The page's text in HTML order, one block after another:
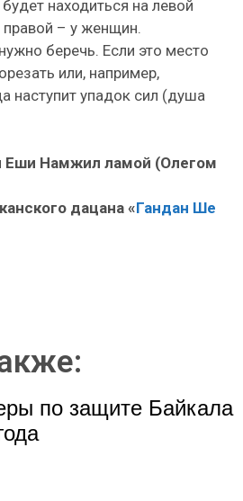
находиться на левой
– у женщин.
беречь. Если это место
или, например,
наступит упадок сил (душа
Еши Намжил ламой (Олегом
дацана «Гандан Ше
по защите Байкала